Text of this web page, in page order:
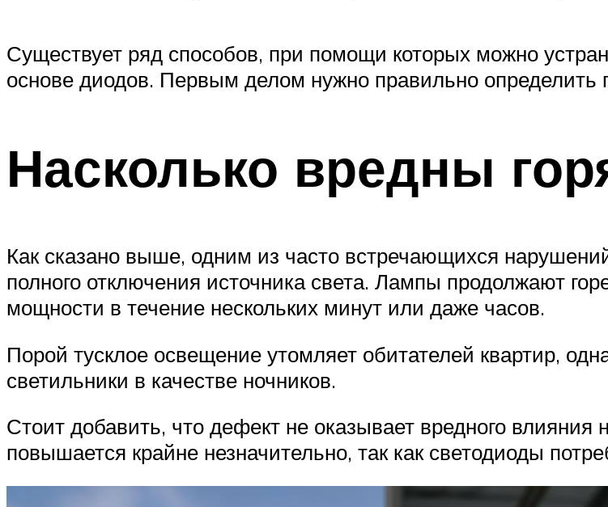
Существует ряд способов, при помощи которых можно
основе диодов. Первым делом нужно правильно определить
Насколько вредны
Как сказано выше, одним из часто встречающихся
полного отключения источника света. Лампы продолжают
мощности в течение нескольких минут или даже часов.
Порой тусклое освещение утомляет обитателей квартир,
светильники в качестве ночников.
Стоит добавить, что дефект не оказывает вредного влияния
повышается крайне незначительно, так как светодиоды